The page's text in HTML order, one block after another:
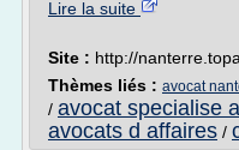
Lire la suite
Site : http://
Thèmes liés : avocat
/ avocat specialise
avocats d affaires /